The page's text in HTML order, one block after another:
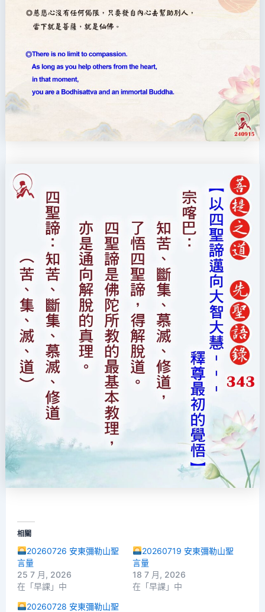
相關
20260726 安東彌勒山聖
言量
25 7 月, 2026
在「早課」中
20260719 安東彌勒山聖
言量
18 7 月, 2026
在「早課」中
20260728 安東彌勒山聖